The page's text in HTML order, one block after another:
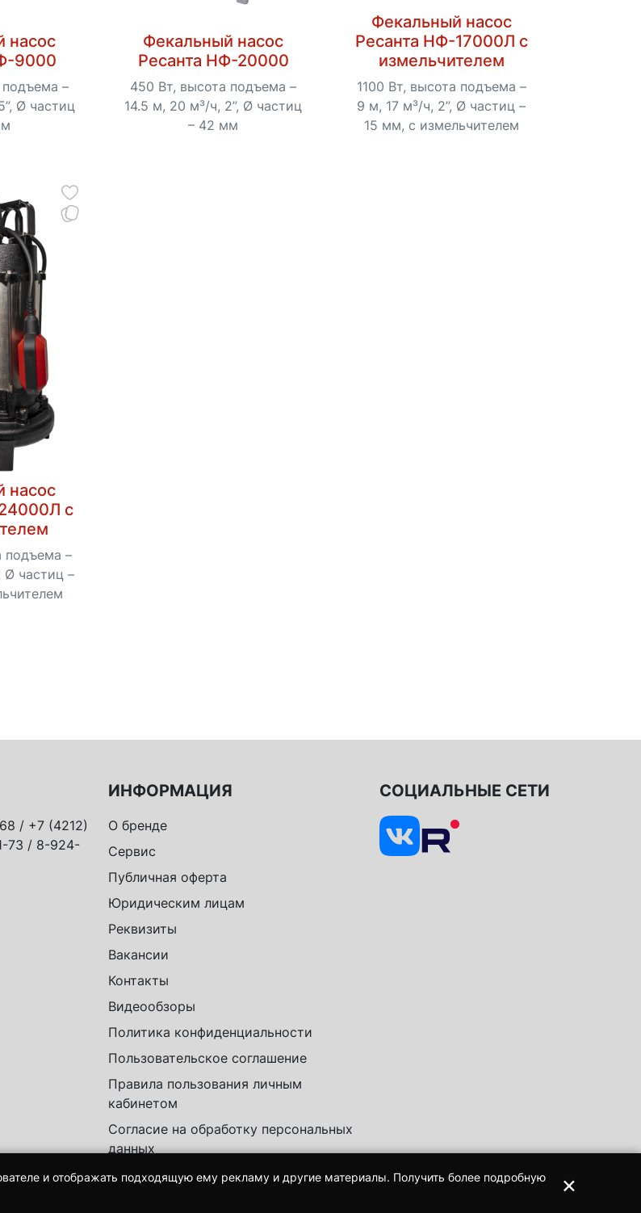
насос
9000
–
Ø частиц
Фекальный насос
Ресанта НФ-20000
450 Вт, высота подъема –
14.5 м, 20 м³/ч, 2”, Ø частиц
– 42 мм
Фекальный насос
Ресанта НФ-17000Л с
измельчителем
1100 Вт, высота подъема –
9 м, 17 м³/ч, 2”, Ø частиц –
15 мм, с измельчителем
насос
с
подъема –
Ø частиц –
/ +7 (4212)
73 / 8-924-
ИНФОРМАЦИЯ
О бренде
Сервис
Публичная оферта
Юридическим лицам
Реквизиты
Вакансии
Контакты
Видеообзоры
Политика конфиденциальности
Пользовательское соглашение
Правила пользования личным
кабинетом
Согласие на обработку персональных
данных
СОЦИАЛЬНЫЕ СЕТИ
и отображать подходящую ему рекламу и другие материалы. Получить более подробную
×